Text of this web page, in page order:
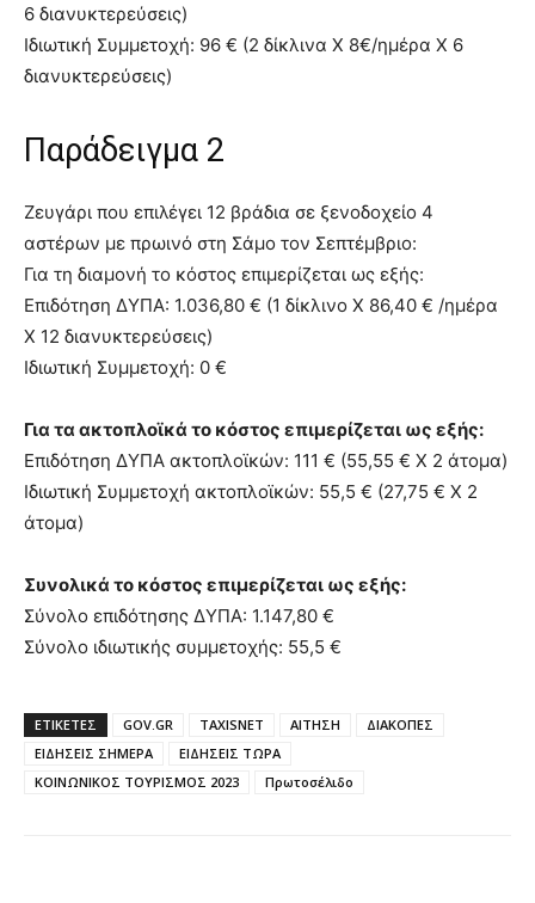
6 διανυκτερεύσεις)
Ιδιωτική Συμμετοχή: 96 € (2 δίκλινα Χ 8€/ημέρα Χ 6
διανυκτερεύσεις)
Παράδειγμα 2
Ζευγάρι που επιλέγει 12 βράδια σε ξενοδοχείο 4
αστέρων με πρωινό στη Σάμο τον Σεπτέμβριο:
Για τη διαμονή το κόστος επιμερίζεται ως εξής:
Επιδότηση ΔΥΠΑ: 1.036,80 € (1 δίκλινο Χ 86,40 € /ημέρα
Χ 12 διανυκτερεύσεις)
Ιδιωτική Συμμετοχή: 0 €
Για τα ακτοπλοϊκά το κόστος επιμερίζεται ως εξής:
Επιδότηση ΔΥΠΑ ακτοπλοϊκών: 111 € (55,55 € Χ 2 άτομα)
Ιδιωτική Συμμετοχή ακτοπλοϊκών: 55,5 € (27,75 € Χ 2
άτομα)
Συνολικά το κόστος επιμερίζεται ως εξής:
Σύνολο επιδότησης ΔΥΠΑ: 1.147,80 €
Σύνολο ιδιωτικής συμμετοχής: 55,5 €
ΕΤΙΚΈΤΕΣ GOV.GR TAXISNET ΑΙΤΗΣΗ
ΔΙΑΚΟΠΕΣ
ΕΙΔΗΣΕΙΣ ΣΗΜΕΡΑ
ΕΙΔΗΣΕΙΣ ΤΩΡΑ
ΚΟΙΝΩΝΙΚΟΣ ΤΟΥΡΙΣΜΟΣ 2023
Πρωτοσέλιδο